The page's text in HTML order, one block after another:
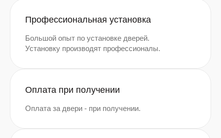
Профессиональная установка
Большой опыт по установке дверей.
Установку производят профессионалы.
Оплата при получении
Оплата за двери - при получении.